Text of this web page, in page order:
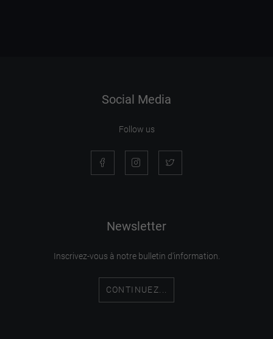
Social Media
Follow us
Newsletter
Inscrivez-vous à notre bulletin d'information.
CONTINUEZ...